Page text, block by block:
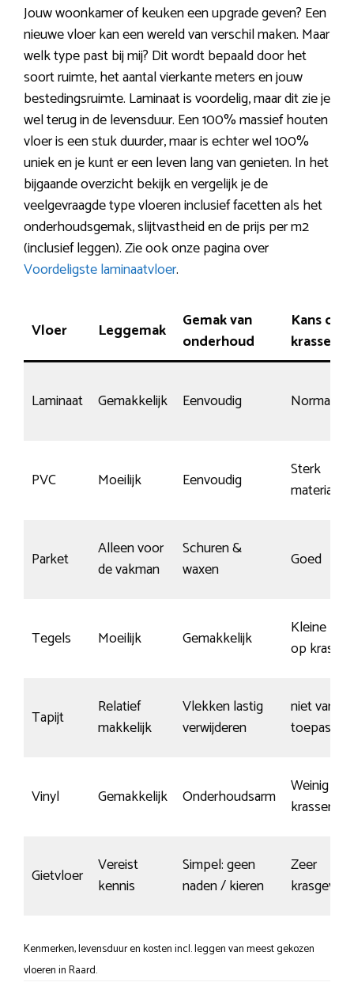
Jouw woonkamer of keuken een upgrade geven? Een
nieuwe vloer kan een wereld van verschil maken. Maar
welk type past bij mij? Dit wordt bepaald door het
soort ruimte, het aantal vierkante meters en jouw
bestedingsruimte. Laminaat is voordelig, maar dit zie je
wel terug in de levensduur. Een 100% massief houten
vloer is een stuk duurder, maar is echter wel 100%
uniek en je kunt er een leven lang van genieten. In het
bijgaande overzicht bekijk en vergelijk je de
veelgevraagde type vloeren inclusief facetten als het
onderhoudsgemak, slijtvastheid en de prijs per m2
(inclusief leggen). Zie ook onze pagina over
Voordeligste laminaatvloer.
Vloer Leggemak
Gemak van
onderhoud
Kans op
krassen
Laminaat Gemakkelijk Eenvoudig Normaal
PVC Moeilijk Eenvoudig
Sterk
materiaal
Parket
Alleen voor
de vakman
Schuren &
waxen
Goed
Tegels Moeilijk Gemakkelijk
Kleine
op krassen
Tapijt
Relatief
makkelijk
Vlekken lastig
verwijderen
niet van
toepassing
Vinyl Gemakkelijk Onderhoudsarm
Weinig
krassen
Gietvloer
Vereist
kennis
Simpel: geen
naden / kieren
Zeer
Kenmerken, levensduur en kosten incl. leggen van meest gekozen
vloeren in Raard.